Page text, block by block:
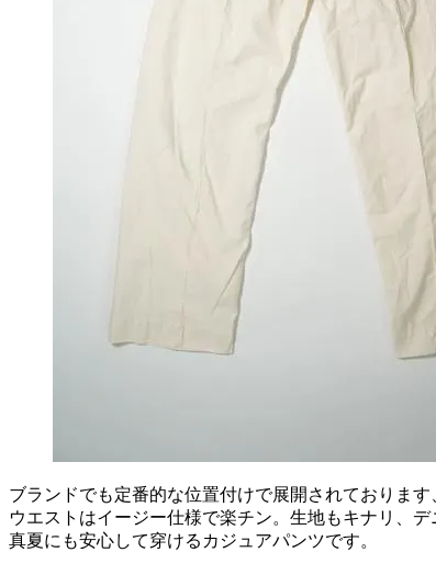
ブランドでも定番的な位置付けで展開されておりま
ウエストはイージー仕様で楽チン。生地もキナリ、
真夏にも安心して穿けるカジュアパンツです。